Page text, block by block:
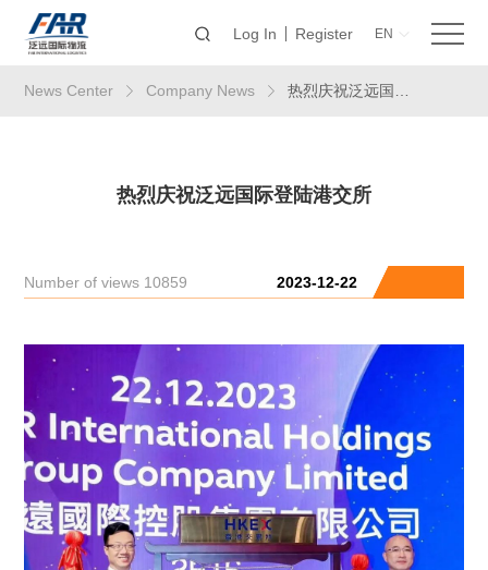
Log In Register EN
News Center Company News
热烈庆祝泛远国际登陆港交所
Number of views 10859 2023-12-22